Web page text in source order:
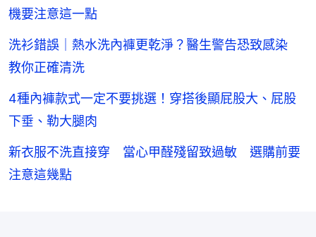
機要注意這一點
洗衫錯誤｜熱水洗內褲更乾淨？醫生警告恐致感染
教你正確清洗
4種內褲款式一定不要挑選！穿搭後顯屁股大、屁股
下垂、勒大腿肉
新衣服不洗直接穿 當心甲醛殘留致過敏 選購前要
注意這幾點